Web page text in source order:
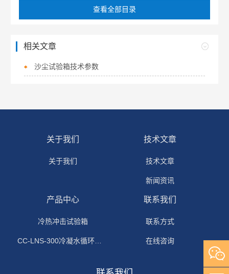
查看全部目录
相关文章
沙尘试验箱技术参数
关于我们
关于我们
技术文章
技术文章
新闻资讯
产品中心
冷热冲击试验箱
CC-LNS-300冷凝水循环试验箱
联系我们
联系方式
在线咨询